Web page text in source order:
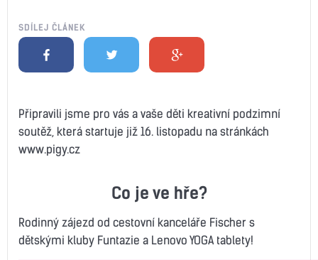
SDÍLEJ ČLÁNEK
Připravili jsme pro vás a vaše děti kreativní podzimní
soutěž, která startuje již 16. listopadu na stránkách
www.pigy.cz
Co je ve hře?
Rodinný zájezd od cestovní kanceláře Fischer s
dětskými kluby Funtazie a Lenovo YOGA tablety!